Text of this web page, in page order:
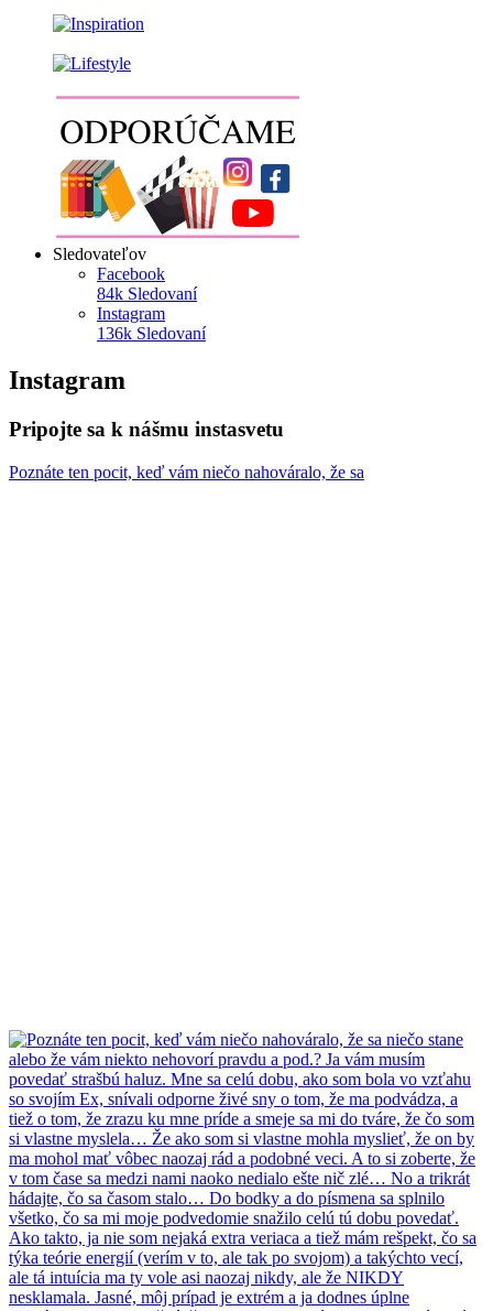
Sledovateľov
Facebook
84k Sledovaní
Instagram
136k Sledovaní
Instagram
Pripojte sa k nášmu instasvetu
Poznáte ten pocit, keď vám niečo nahováralo, že sa